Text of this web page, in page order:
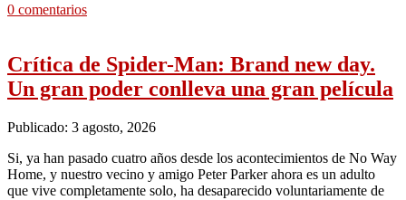
0 comentarios
Crítica de Spider-Man: Brand new day.
Un gran poder conlleva una gran película
Publicado: 3 agosto, 2026
Si, ya han pasado cuatro años desde los acontecimientos de No Way
Home, y nuestro vecino y amigo Peter Parker ahora es un adulto
que vive completamente solo, ha desaparecido voluntariamente de